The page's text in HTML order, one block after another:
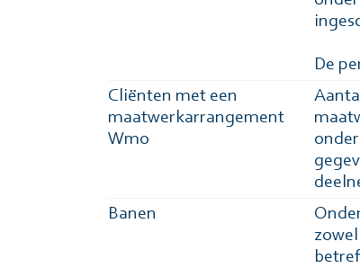
De
Cliënten met een
maatwerkarrangement
Wmo
Banen